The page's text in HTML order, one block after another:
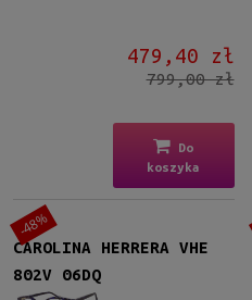
479,40 zł
799,00 zł
Do
koszyka
CAROLINA HERRERA VHE
802V 06DQ
-48%